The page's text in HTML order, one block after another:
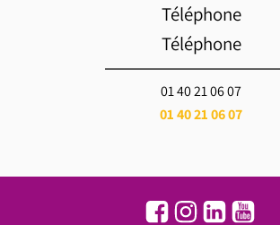
Téléphone
Téléphone
01 40 21 06 07
01 40 21 06 07